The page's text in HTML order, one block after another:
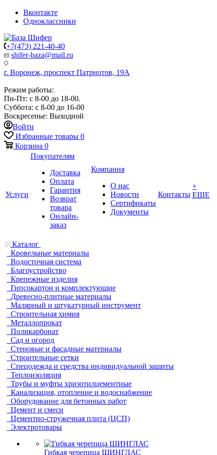
Вконтакте
Одноклассники
+7(473) 221-40-40
shifer-baza@mail.ru
г. Воронеж, проспект Патриотов, 19А
Режим работы:
Пн-Пт: с 8-00 до 18-00.
Суббота: с 8-00 до 16-00
Воскресенье: Выходной
Войти
Избранные товары 0
Корзина 0
Услуги
Покупателям
Доставка
Оплата
Гарантия
Возврат
товара
Онлайн-
заказ
Компания
О нас
Новости
Сертификаты
Документы
Контакты
+
ЕЩЕ
Каталог
Кровельные материалы
Водосточная система
Благоустройство
Крепежные изделия
Гипсокартон и комплектующие
Древесно-плитные материалы
Малярный и штукатурный инструмент
Строительная химия
Металлопрокат
Поликарбонат
Сад и огород
Стеновые и фасадные материалы
Строительные сетки
Спецодежда и средства индивидуальной защиты
Теплоизоляция
Трубы и муфты хризотилцементные
Канализация, отопление и водоснабжение
Оборудование для бетонных работ
Цемент и смеси
Цементно-стружечная плита (ЦСП)
Электротовары
Гибкая черепица ШИНГЛАС